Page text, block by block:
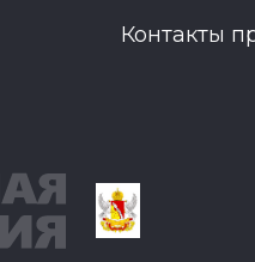
Контакты